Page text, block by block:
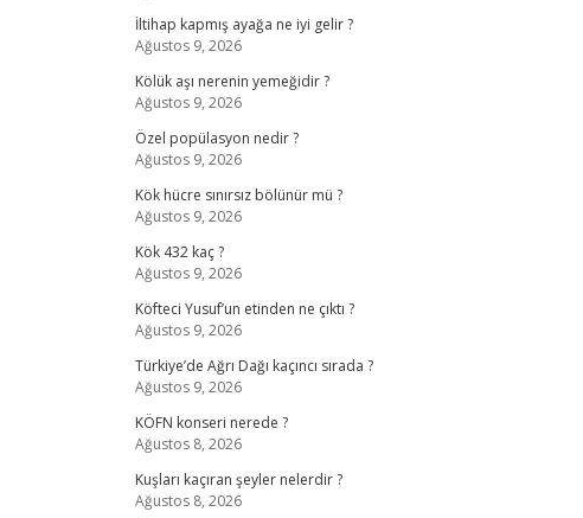
İltihap kapmış ayağa ne iyi gelir ?
Ağustos 9, 2026
Kölük aşı nerenin yemeğidir ?
Ağustos 9, 2026
Özel popülasyon nedir ?
Ağustos 9, 2026
Kök hücre sınırsız bölünür mü ?
Ağustos 9, 2026
Kök 432 kaç ?
Ağustos 9, 2026
Köfteci Yusuf’un etinden ne çıktı ?
Ağustos 9, 2026
Türkiye’de Ağrı Dağı kaçıncı sırada ?
Ağustos 9, 2026
KÖFN konseri nerede ?
Ağustos 8, 2026
Kuşları kaçıran şeyler nelerdir ?
Ağustos 8, 2026